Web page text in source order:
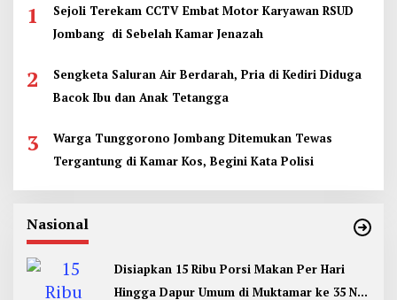
1
Sejoli Terekam CCTV Embat Motor Karyawan RSUD
Jombang di Sebelah Kamar Jenazah
2
Sengketa Saluran Air Berdarah, Pria di Kediri Diduga
Bacok Ibu dan Anak Tetangga
3
Warga Tunggorono Jombang Ditemukan Tewas
Tergantung di Kamar Kos, Begini Kata Polisi
Nasional
Disiapkan 15 Ribu Porsi Makan Per Hari
Hingga Dapur Umum di Muktamar ke 35 NU